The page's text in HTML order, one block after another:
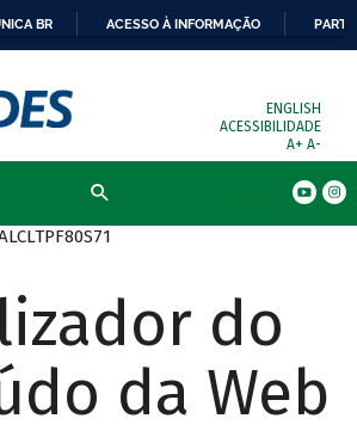
BR ACESSO À INFORMAÇÃO
ENGLISH
ACESSIBILIDADE
A+ A-
do
da Web